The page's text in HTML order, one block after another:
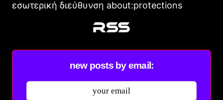
εσωτερική διεύθυνση about:protections
new posts by email: